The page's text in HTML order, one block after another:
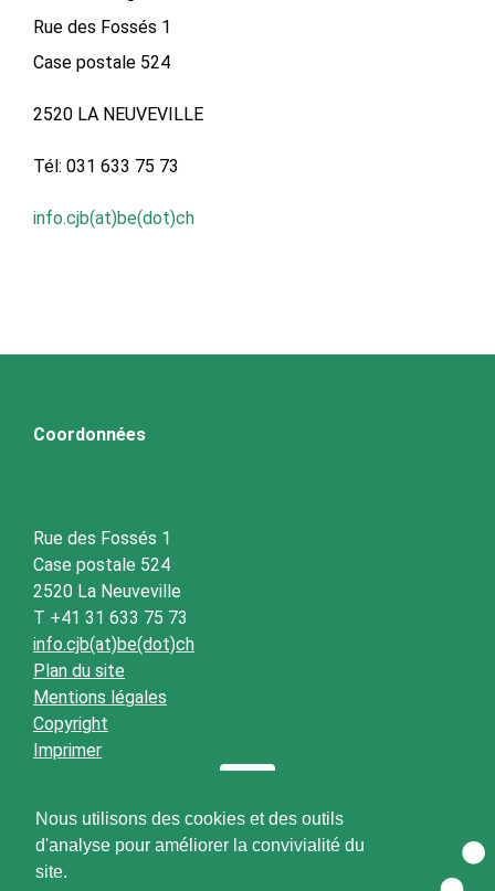
Nous utilisons des cookies et des outils
d'analyse pour améliorer la convivialité du
site.
Rue des Fossés 1
Case postale 524
2520 LA NEUVEVILLE
Tél: 031 633 75 73
info.cjb(at)be(dot)ch
Coordonnées
Rue des Fossés 1
Case postale 524
2520 La Neuveville
T +41 31 633 75 73
info.cjb(at)be(dot)ch
Plan du site
Mentions légales
Copyright
Imprimer